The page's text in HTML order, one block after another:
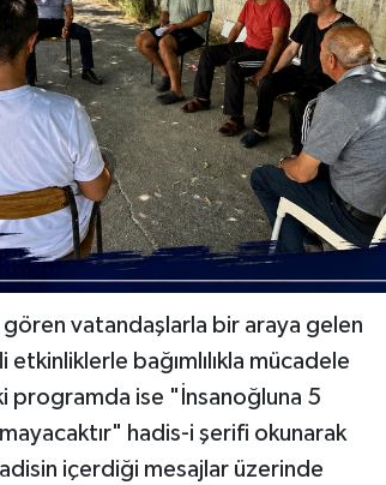
vatandaşlarla bir araya gelen
bağımlılıkla mücadele
programda ise "İnsanoğluna 5
hadis-i şerifi okunarak
içerdiği mesajlar üzerinde